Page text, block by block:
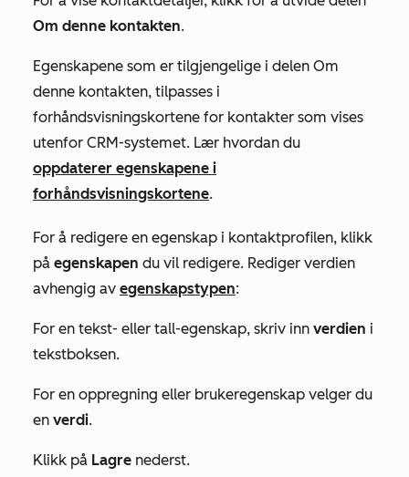
Om denne kontakten.
Egenskapene som er tilgjengelige i delen Om
denne kontakten, tilpasses i
forhåndsvisningskortene for kontakter som vises
utenfor CRM-systemet. Lær hvordan du
oppdaterer egenskapene i
forhåndsvisningskortene.
For å redigere en egenskap i kontaktprofilen, klikk
på egenskapen du vil redigere. Rediger verdien
avhengig av egenskapstypen:
For en tekst- eller tall-egenskap, skriv inn verdien i
tekstboksen.
For en oppregning eller brukeregenskap velger du
en verdi.
Klikk på Lagre nederst.